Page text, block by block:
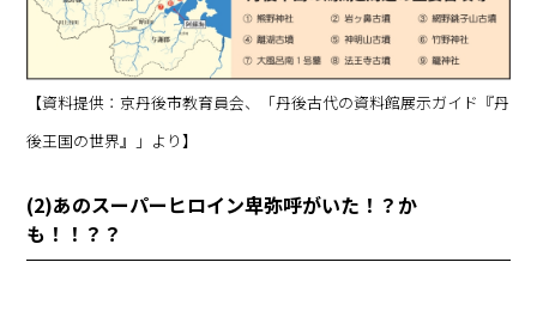
【資料提供：京丹後市教育員会、「丹後古代の資料館展示ガイド『丹
後王国の世界』」より】
(2)あのスーパーヒロイン卑弥呼がいた！？か
も！！？？